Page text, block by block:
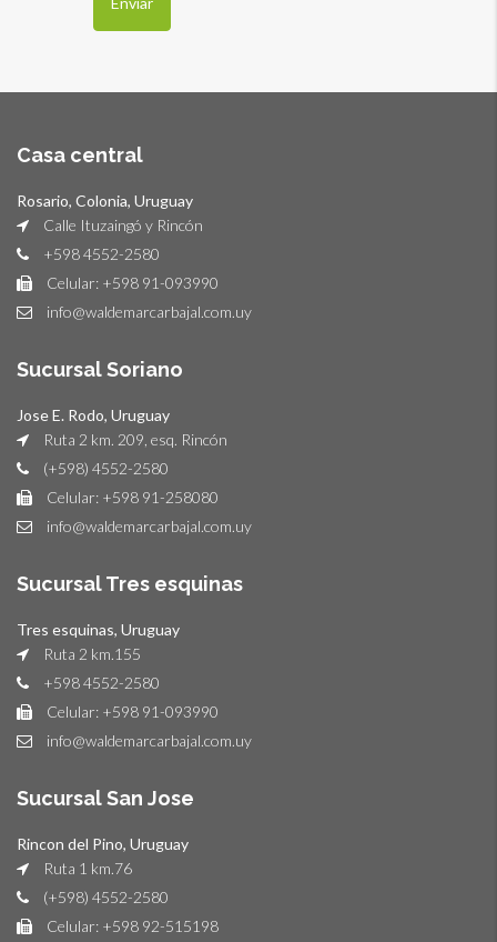
Casa central
Rosario, Colonia, Uruguay
Calle Ituzaingó y Rincón
+598 4552-2580
Celular: +598 91-093990
info@waldemarcarbajal.com.uy
Sucursal Soriano
Jose E. Rodo, Uruguay
Ruta 2 km. 209, esq. Rincón
(+598) 4552-2580
Celular: +598 91-258080
info@waldemarcarbajal.com.uy
Sucursal Tres esquinas
Tres esquinas, Uruguay
Ruta 2 km.155
+598 4552-2580
Celular: +598 91-093990
info@waldemarcarbajal.com.uy
Sucursal San Jose
Rincon del Pino, Uruguay
Ruta 1 km.76
(+598) 4552-2580
Celular: +598 92-515198